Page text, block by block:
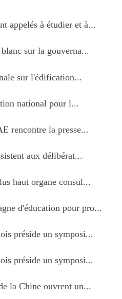
appelés à étudier et à...
sur la gouverna...
sur l'édification...
national pour l...
rencontre la presse...
aux délibérat...
haut organe consul...
d'éducation pour pro...
préside un symposi...
préside un symposi...
la Chine ouvrent un...